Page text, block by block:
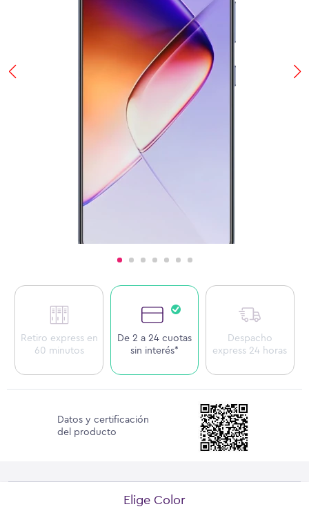
Retiro express en
60 minutos
De 2 a 24 cuotas
sin interés*
Despacho
express 24 horas
Datos y certificación
del producto
Elige Color